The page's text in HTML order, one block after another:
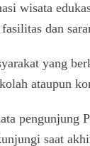
wisata
dan
yang
ataupun
pengunjung
saat